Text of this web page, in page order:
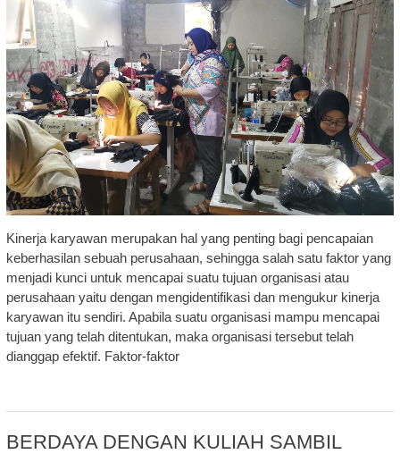
Kinerja karyawan merupakan hal yang penting bagi pencapaian
keberhasilan sebuah perusahaan, sehingga salah satu faktor yang
menjadi kunci untuk mencapai suatu tujuan organisasi atau
perusahaan yaitu dengan mengidentifikasi dan mengukur kinerja
karyawan itu sendiri. Apabila suatu organisasi mampu mencapai
tujuan yang telah ditentukan, maka organisasi tersebut telah
dianggap efektif. Faktor-faktor
BERDAYA DENGAN KULIAH SAMBIL